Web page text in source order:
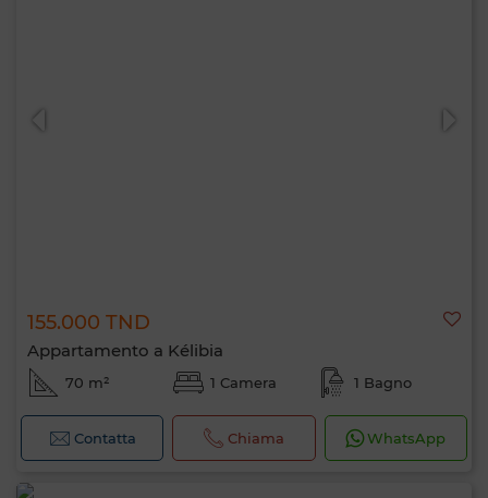
155.000 TND
Appartamento a Kélibia
70 m² 1 Camera 1 Bagno
Contatta Chiama WhatsApp